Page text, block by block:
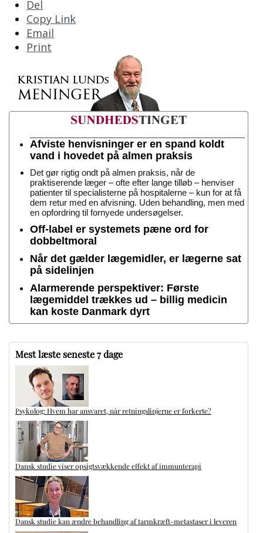
Del
Copy Link
Email
Print
Afviste henvisninger er en spand koldt
vand i hovedet på almen praksis
Det gør rigtig ondt på almen praksis, når de
praktiserende læger – ofte efter lange tilløb – henviser
patienter til specialisterne på hospitalerne – kun for at få
dem retur med en afvisning. Uden behandling, men med
en opfordring til fornyede undersøgelser.
Off-label er systemets pæne ord for
dobbeltmoral
Når det gælder lægemidler, er lægerne sat
på sidelinjen
Alarmerende perspektiver: Første
lægemiddel trækkes ud – billig medicin
kan koste Danmark dyrt
Mest læste seneste 7 dage
Psykolog: Hvem har ansvaret, når retningslinjerne er forkerte?
Dansk studie viser opsigtsvækkende effekt af immunterapi
Dansk studie kan ændre behandling af tarmkræft-metastaser i leveren